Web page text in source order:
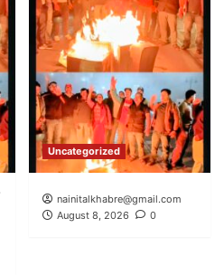
Uncategorized
nainitalkhabre@gmail.com
August 8, 2026
0